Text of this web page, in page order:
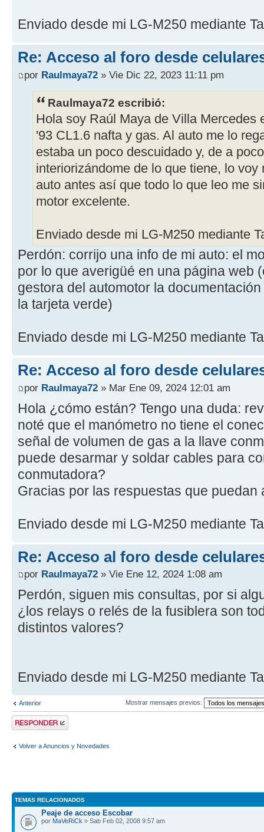
Enviado desde mi LG-M250 mediante
Re: Acceso al foro desde
por Raulmaya72 » Vie Dic 22, 2023 11:11 pm
Raulmaya72 escribió:
Hola soy Raúl Maya de Villa Mercedes
'93 CL1.6 nafta y gas. Al auto me lo
estaba un poco descuidado y, de a
interiorizándome de lo que tiene, lo voy
auto antes así que todo lo que leo me
motor excelente.
Enviado desde mi LG-M250 mediante
Perdón: corrijo una info de mi auto: el
por lo que averigüé en una página web
gestora del automotor la
la tarjeta verde)
Enviado desde mi LG-M250 mediante
Re: Acceso al foro desde
por Raulmaya72 » Mar Ene 09, 2024 12:01 am
Hola ¿cómo están? Tengo una duda:
noté que el manómetro no tiene el
señal de volumen de gas a la llave
puede desarmar y soldar cables para
conmutadora?
Gracias por las respuestas que puedan
Enviado desde mi LG-M250 mediante
Re: Acceso al foro desde
por Raulmaya72 » Vie Ene 12, 2024 1:08 am
Perdón, siguen mis consultas, por si
¿los relays o relés de la fusiblera son
distintos valores?
Enviado desde mi LG-M250 mediante
Anterior Mostrar mensajes previos:
Publicar una
respuesta
Volver a Anuncios y Novedades
TEMAS RELACIONADOS
Peaje de acceso Escobar
por MaVeRiCk » Sab Feb 02, 2008 9:57 am